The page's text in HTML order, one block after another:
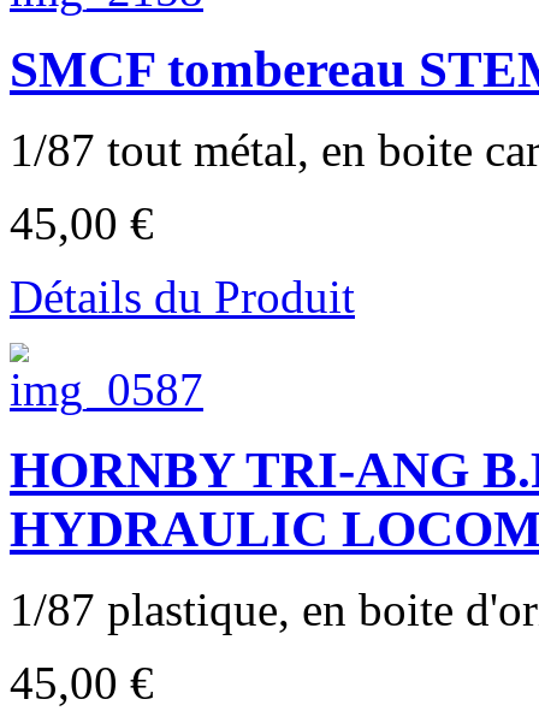
SMCF tombereau
1/87 tout métal, en boite
45,00 €
Détails du Produit
HORNBY TRI-ANG
HYDRAULIC
1/87 plastique, en boite
45,00 €